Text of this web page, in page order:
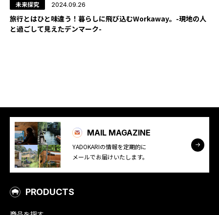
YADOKARI について
未来探究 2024.09.26
旅行とはひと味違う！暮らしに飛び込むWorkaway。-現地の人
と過ごして見えたデンマーク-
MAIL MAGAZINE
YADOKARIの情報を定期的に
メールでお届けいたします。
PRODUCTS